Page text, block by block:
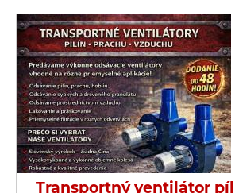
Transportný ventilátor